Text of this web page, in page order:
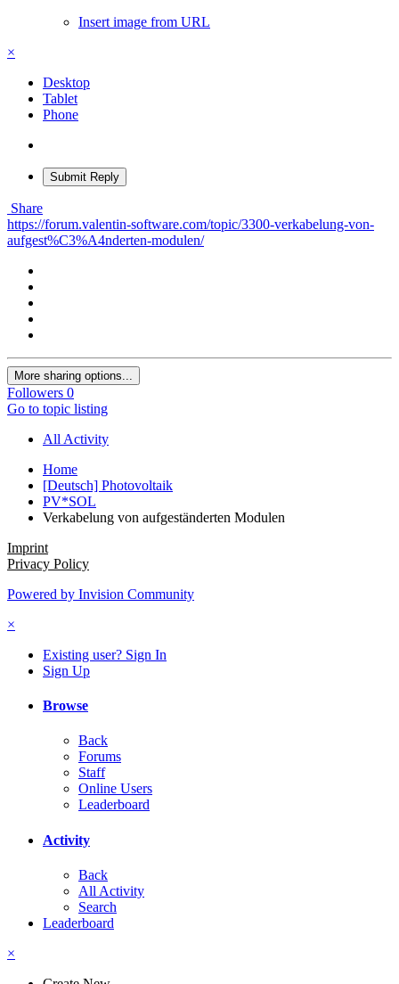
Insert image from URL
×
Desktop
Tablet
Phone
Submit Reply
Share
https://forum.valentin-software.com/topic/3300-verkabelung-von-
aufgest%C3%A4nderten-modulen/
More sharing options...
Followers 0
Go to topic listing
All Activity
Home
[Deutsch] Photovoltaik
PV*SOL
Verkabelung von aufgeständerten Modulen
Imprint
Privacy Policy
Powered by Invision Community
×
Existing user? Sign In
Sign Up
Browse
Back
Forums
Staff
Online Users
Leaderboard
Activity
Back
All Activity
Search
Leaderboard
×